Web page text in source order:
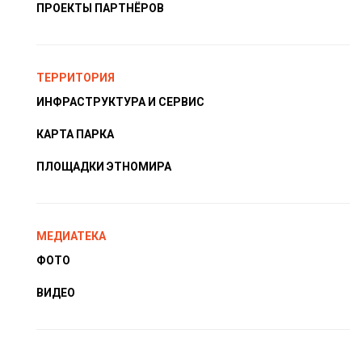
ПРОЕКТЫ ПАРТНЁРОВ
ТЕРРИТОРИЯ
ИНФРАСТРУКТУРА И СЕРВИС
КАРТА ПАРКА
ПЛОЩАДКИ ЭТНОМИРА
МЕДИАТЕКА
ФОТО
ВИДЕО